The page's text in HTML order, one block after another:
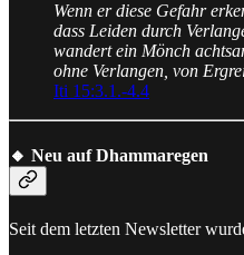
Wenn er diese Gefahr
dass Leiden durch
wandert ein Mönch
ohne Verlangen, von
Iti 15:3.1.-4.4
🔸 Neu auf Dhammaregen
Seit dem letzten Newsletter